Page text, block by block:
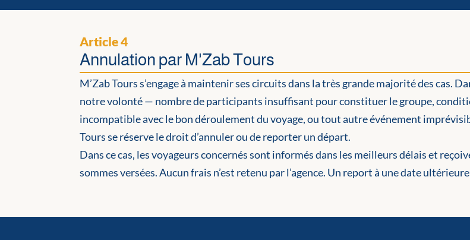
Article 4
Annulation par M'Zab Tours
M’Zab Tours s’engage à maintenir ses circuits dans la très grande majorité des cas.
notre volonté — nombre de participants insuffisant pour constituer le groupe,
incompatible avec le bon déroulement du voyage, ou tout autre événement
Tours se réserve le droit d’annuler ou de reporter un départ.
Dans ce cas, les voyageurs concernés sont informés dans les meilleurs délais et
sommes versées. Aucun frais n’est retenu par l’agence. Un report à une date